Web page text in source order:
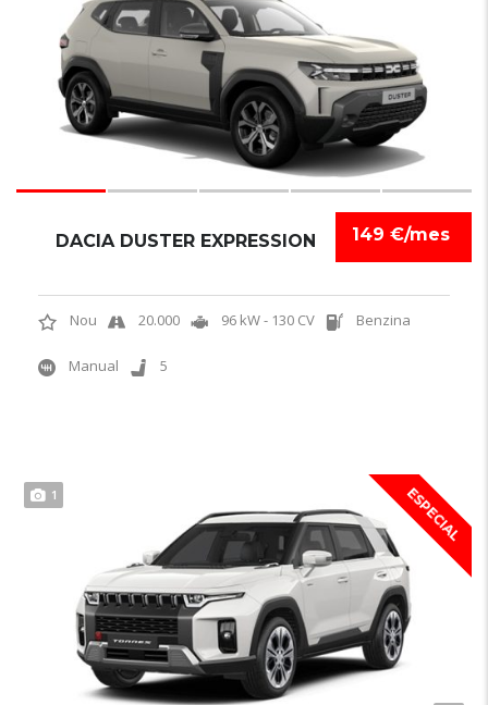
149 €/mes
DACIA DUSTER EXPRESSION
Nou 20.000 96 kW - 130 CV Benzina
Manual 5
ESPECIAL
1